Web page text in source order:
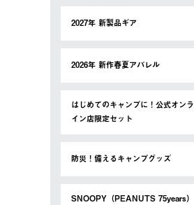
2027年 新製品ギア
2026年 新作春夏アパレル
はじめてのキャンプに！公式オンラ
イン店限定セット
防災！備えるキャンプグッズ
SNOOPY（PEANUTS 75years）